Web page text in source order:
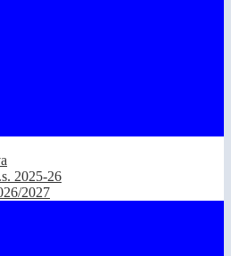
2025-26
2027